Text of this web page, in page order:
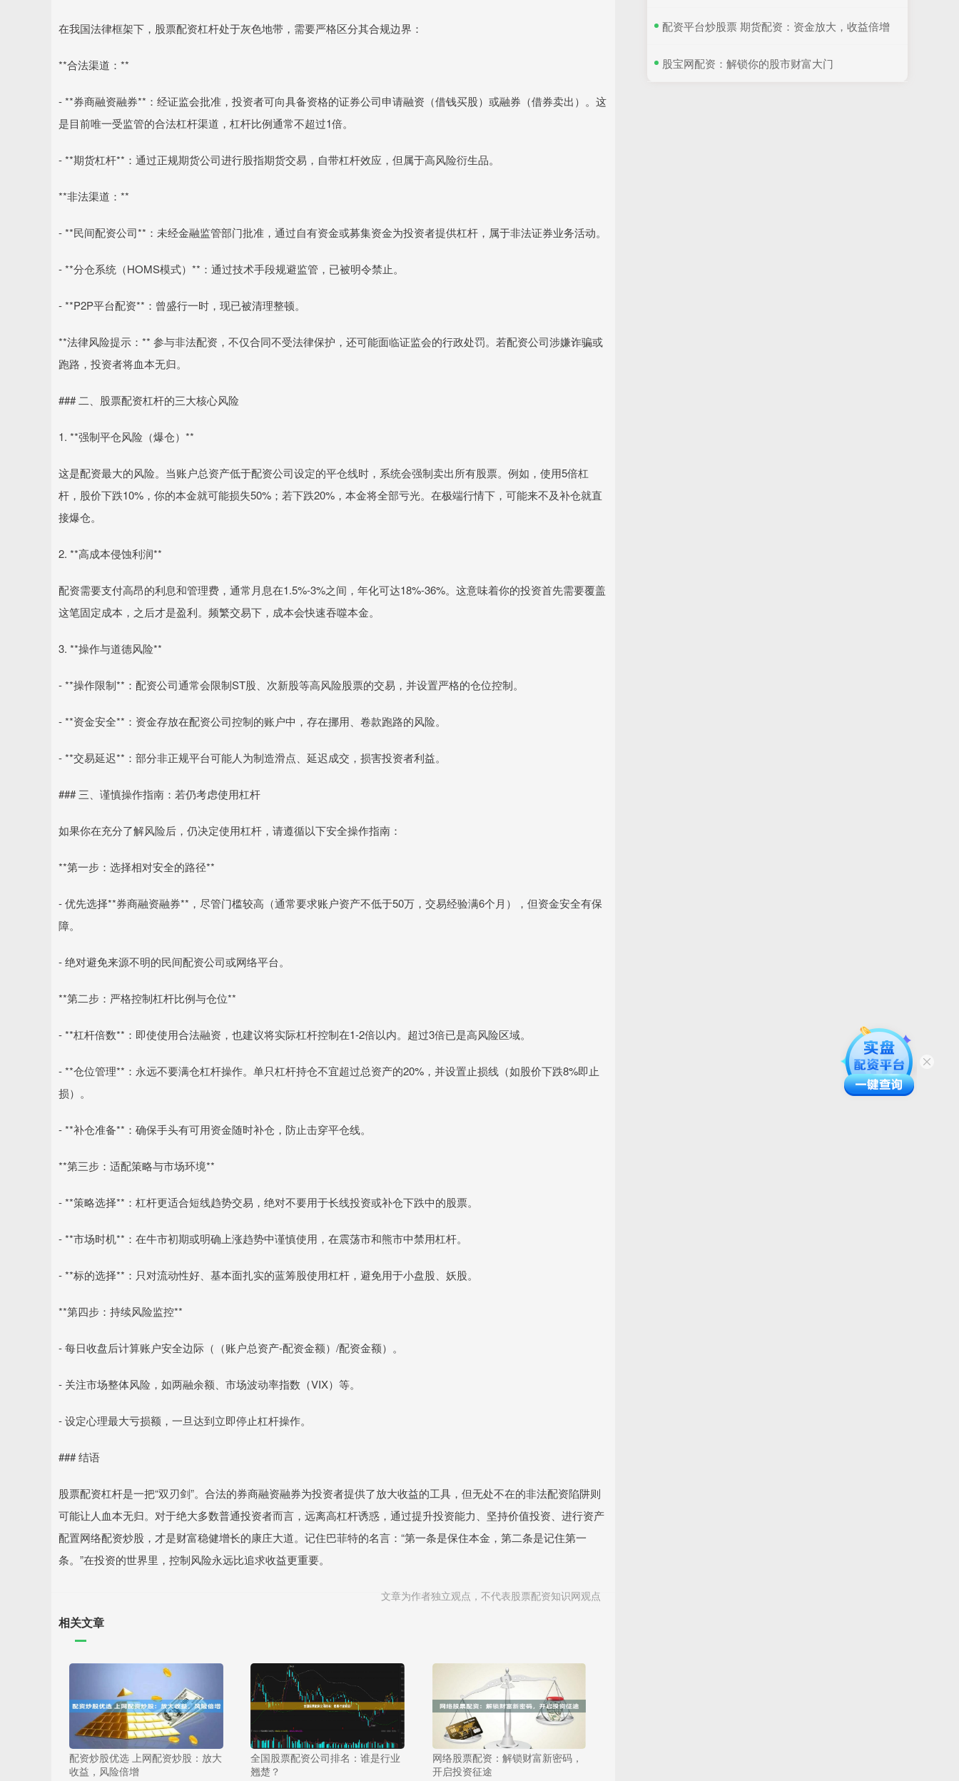
在我国法律框架下，股票配资杠杆处于灰色地带，需要严格区分其合规边界：
**合法渠道：**
- **券商融资融券**：经证监会批准，投资者可向具备资格的证券公司申请融资（借钱买股）或融券（借券卖出）。这
是目前唯一受监管的合法杠杆渠道，杠杆比例通常不超过1倍。
- **期货杠杆**：通过正规期货公司进行股指期货交易，自带杠杆效应，但属于高风险衍生品。
**非法渠道：**
- **民间配资公司**：未经金融监管部门批准，通过自有资金或募集资金为投资者提供杠杆，属于非法证券业务活动。
- **分仓系统（HOMS模式）**：通过技术手段规避监管，已被明令禁止。
- **P2P平台配资**：曾盛行一时，现已被清理整顿。
**法律风险提示：** 参与非法配资，不仅合同不受法律保护，还可能面临证监会的行政处罚。若配资公司涉嫌诈骗或
跑路，投资者将血本无归。
### 二、股票配资杠杆的三大核心风险
1. **强制平仓风险（爆仓）**
这是配资最大的风险。当账户总资产低于配资公司设定的平仓线时，系统会强制卖出所有股票。例如，使用5倍杠
杆，股价下跌10%，你的本金就可能损失50%；若下跌20%，本金将全部亏光。在极端行情下，可能来不及补仓就直
接爆仓。
2. **高成本侵蚀利润**
配资需要支付高昂的利息和管理费，通常月息在1.5%-3%之间，年化可达18%-36%。这意味着你的投资首先需要覆盖
这笔固定成本，之后才是盈利。频繁交易下，成本会快速吞噬本金。
3. **操作与道德风险**
- **操作限制**：配资公司通常会限制ST股、次新股等高风险股票的交易，并设置严格的仓位控制。
- **资金安全**：资金存放在配资公司控制的账户中，存在挪用、卷款跑路的风险。
- **交易延迟**：部分非正规平台可能人为制造滑点、延迟成交，损害投资者利益。
### 三、谨慎操作指南：若仍考虑使用杠杆
如果你在充分了解风险后，仍决定使用杠杆，请遵循以下安全操作指南：
**第一步：选择相对安全的路径**
- 优先选择**券商融资融券**，尽管门槛较高（通常要求账户资产不低于50万，交易经验满6个月），但资金安全有保
障。
- 绝对避免来源不明的民间配资公司或网络平台。
**第二步：严格控制杠杆比例与仓位**
- **杠杆倍数**：即使使用合法融资，也建议将实际杠杆控制在1-2倍以内。超过3倍已是高风险区域。
- **仓位管理**：永远不要满仓杠杆操作。单只杠杆持仓不宜超过总资产的20%，并设置止损线（如股价下跌8%即止
损）。
- **补仓准备**：确保手头有可用资金随时补仓，防止击穿平仓线。
**第三步：适配策略与市场环境**
- **策略选择**：杠杆更适合短线趋势交易，绝对不要用于长线投资或补仓下跌中的股票。
- **市场时机**：在牛市初期或明确上涨趋势中谨慎使用，在震荡市和熊市中禁用杠杆。
- **标的选择**：只对流动性好、基本面扎实的蓝筹股使用杠杆，避免用于小盘股、妖股。
**第四步：持续风险监控**
- 每日收盘后计算账户安全边际（（账户总资产-配资金额）/配资金额）。
- 关注市场整体风险，如两融余额、市场波动率指数（VIX）等。
- 设定心理最大亏损额，一旦达到立即停止杠杆操作。
### 结语
股票配资杠杆是一把“双刃剑”。合法的券商融资融券为投资者提供了放大收益的工具，但无处不在的非法配资陷阱则
可能让人血本无归。对于绝大多数普通投资者而言，远离高杠杆诱惑，通过提升投资能力、坚持价值投资、进行资产
配置网络配资炒股，才是财富稳健增长的康庄大道。记住巴菲特的名言：“第一条是保住本金，第二条是记住第一
条。”在投资的世界里，控制风险永远比追求收益更重要。
文章为作者独立观点，不代表股票配资知识网观点
相关文章
配资炒股优选 上网配资炒股：放大
收益，风险倍增
全国股票配资公司排名：谁是行业
翘楚？
网络股票配资：解锁财富新密码，
开启投资征途
​配资平台炒股票 期货配资：资金放大，收益倍增
​股宝网配资：解锁你的股市财富大门